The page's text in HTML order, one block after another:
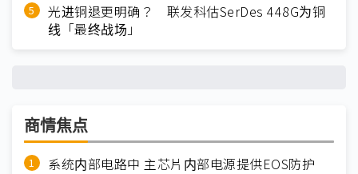
光进铜退更明确？ 联发科估SerDes 448G为铜
线「最终战场」
商情焦点
系统内部电路中 主芯片内部电源提供EOS防护